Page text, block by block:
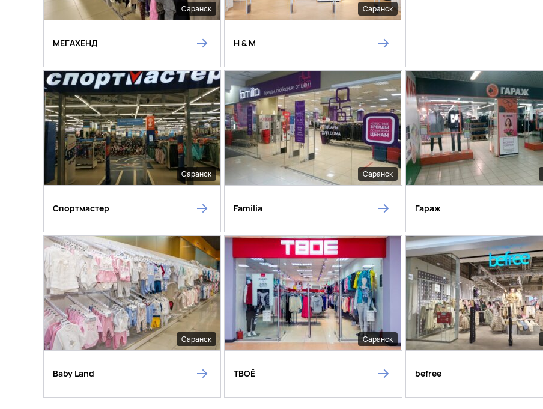
Саранск
МЕГАХЕНД
Саранск
H & M
Саранск
Спортмастер
Саранск
Familia Гараж
Саранск
Baby Land
Саранск
ТВОЁ befree